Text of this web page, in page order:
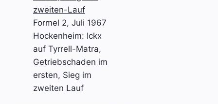
Formel 2, Juli 1967
Hockenheim: Ickx
auf Tyrrell-Matra,
Getriebschaden im
ersten, Sieg im
zweiten Lauf